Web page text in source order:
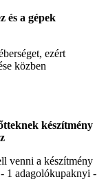
és a gépek
ezért
közben
készítmény
venni a készítmény
1 adagolókupaknyi -